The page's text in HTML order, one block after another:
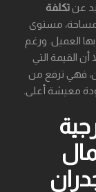
عنتكلفة
مستوى
العميل. ورغم
القيمة التي
فهي ترفع من
جودة معيشة أعلى.